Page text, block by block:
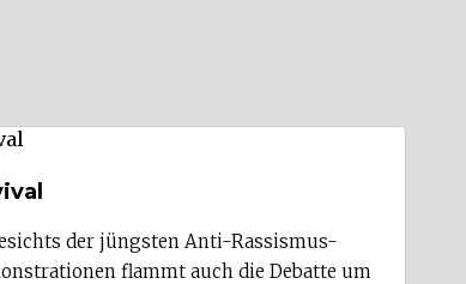
der jüngsten Anti-Rassismus-
flammt auch die Debatte um